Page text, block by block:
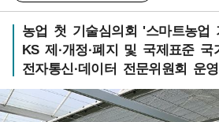
농업 첫 기술심의회 '스마트농업
KS 제·개정·폐지 및 국제표준 국
전자통신·데이터 전문위원회 운